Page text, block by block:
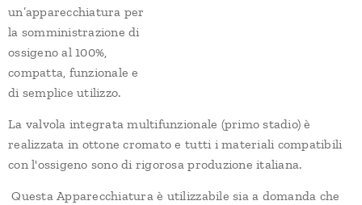
un’apparecchiatura per
la somministrazione di
ossigeno al 100%,
compatta, funzionale e
di semplice utilizzo.
La valvola integrata multifunzionale (primo stadio) è
realizzata in ottone cromato e tutti i materiali compatibili
con l'ossigeno sono di rigorosa produzione italiana.
Questa Apparecchiatura è utilizzabile sia a domanda che